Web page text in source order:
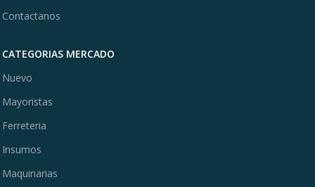
Contactanos
CATEGORIAS MERCADO
Nuevo
Mayoristas
Ferreteria
Insumos
Maquinarias